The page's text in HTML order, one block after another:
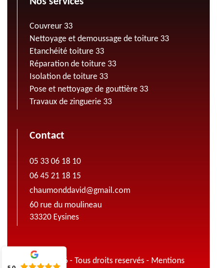
Couvreur 33
Nettoyage et demoussage de toiture 33
Etanchéité toiture 33
Réparation de toiture 33
Isolation de toiture 33
Pose et nettoyage de gouttière 33
Travaux de zinguerie 33
Contact
05 33 06 18 10
06 45 21 18 15
chaumonddavid@gmail.com
60 rue du moulineau
33320 Eysines
© 2022 - 2026 - Tous droits reservés - Mentions